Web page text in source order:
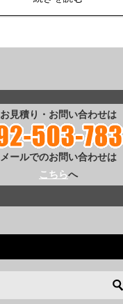
お見積り・お問い合わせは
メールでのお問い合わせは
こちらへ